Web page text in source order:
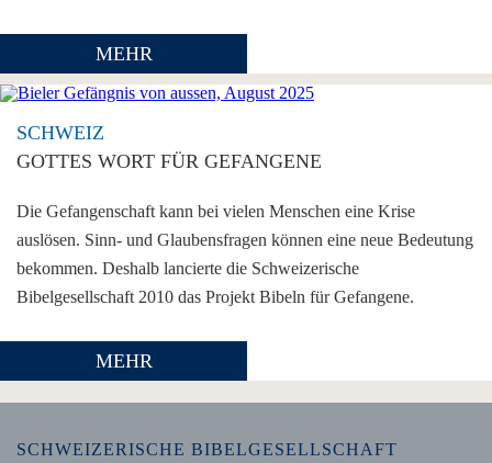
MEHR
SCHWEIZ
GOTTES WORT FÜR GEFANGENE
Die Gefangenschaft kann bei vielen Menschen eine Krise
auslösen. Sinn- und Glaubensfragen können eine neue Bedeutung
bekommen. Deshalb lancierte die Schweizerische
Bibelgesellschaft 2010 das Projekt Bibeln für Gefangene.
MEHR
SCHWEIZERISCHE BIBELGESELLSCHAFT